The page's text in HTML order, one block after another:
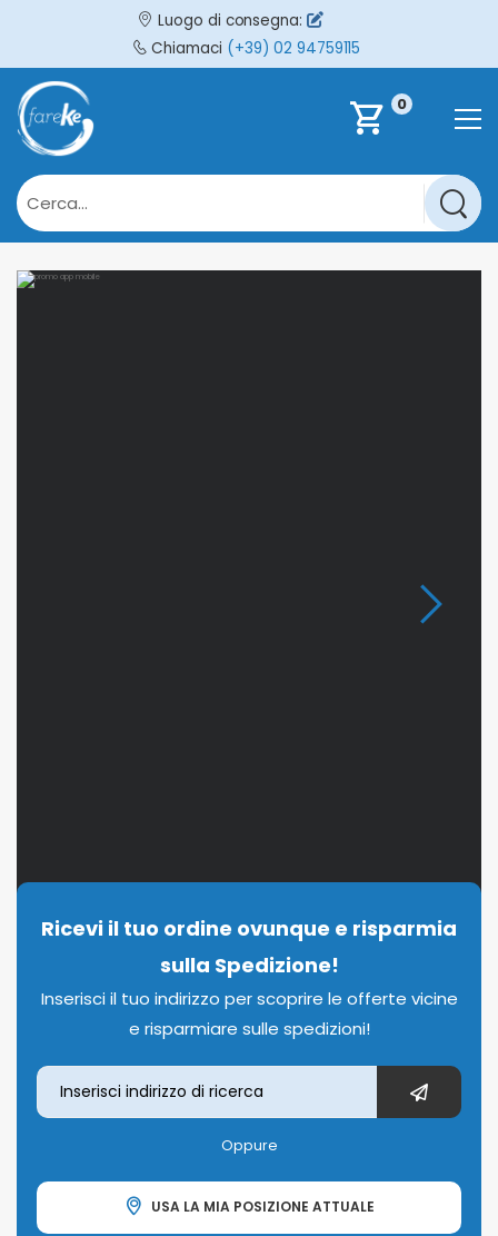
Luogo di consegna:
Chiamaci (+39) 02 94759115
shopping_cart 0
Ricevi il tuo ordine ovunque e risparmia
sulla Spedizione!
Inserisci il tuo indirizzo per scoprire le offerte vicine
e risparmiare sulle spedizioni!
Oppure
USA LA MIA POSIZIONE ATTUALE